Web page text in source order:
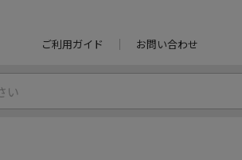
ご利用ガイド お問い合わせ